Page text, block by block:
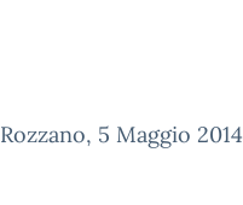
Rozzano, 5 Maggio 2014